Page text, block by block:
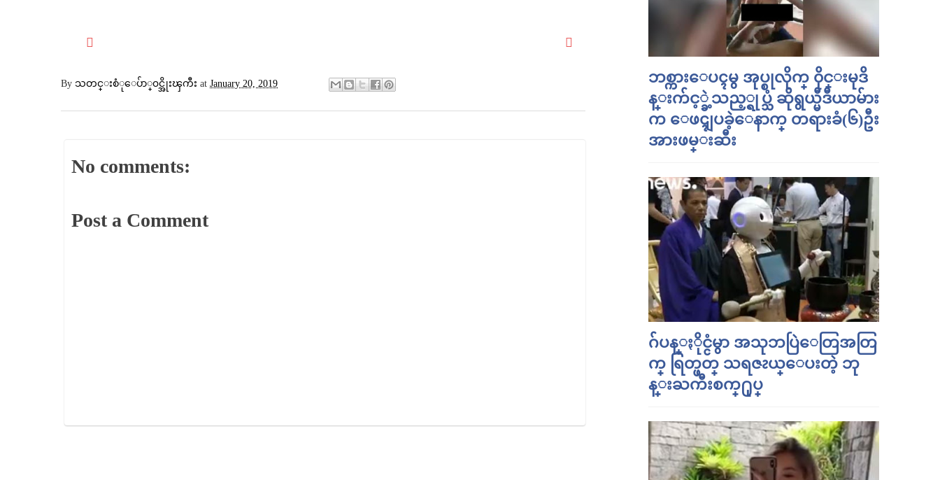
By သတင္းစံုေပ်ာ္၀င္အိုးၾကီး at January 20, 2019
No comments:
Post a Comment
ဘစ္ကားေပၚမွ အုပ္စုလိုက္ ၀ိုင္းမုဒိ
န္းက်င့္ခဲ့သည့္ရုပ္သံ ဆိုရွယ္မီဒီယာမ်ား
က ေဖၚျပခဲ့ေနာက္ တရားခံ(၆)ဦး
အားဖမ္းဆီး
ဂ်ပန္ႏိုင္ငံမွာ အသုဘပြဲေတြအတြ
က္ ရြတ္ဖတ္ သရဇၩယ္ေပးတဲ့ ဘု
န္းႀကီးစက္႐ုပ္